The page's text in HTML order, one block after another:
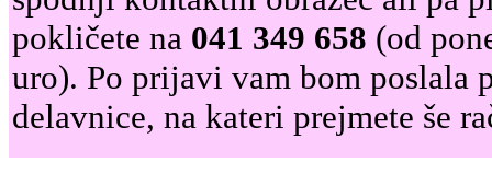
pokličete na 041 349 658 (od
uro). Po prijavi vam bom poslala
delavnice, na kateri prejmete še